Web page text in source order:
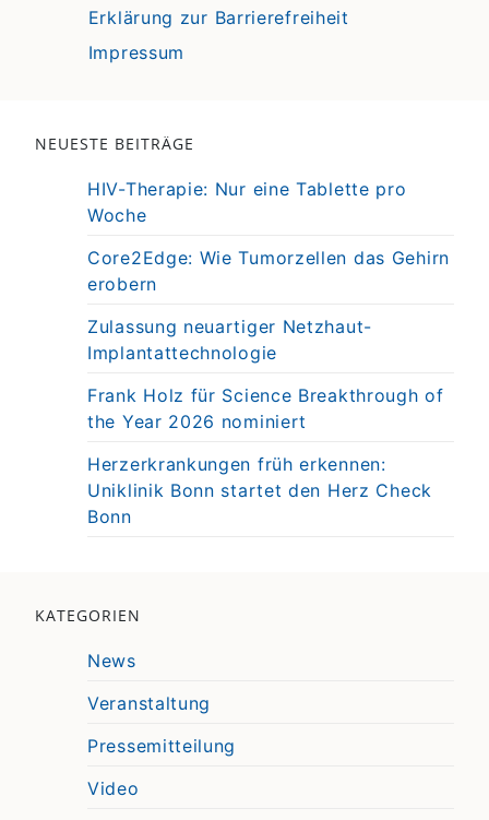
Erklärung zur Barrierefreiheit
Impressum
NEUESTE BEITRÄGE
HIV-Therapie: Nur eine Tablette pro
Woche
Core2Edge: Wie Tumorzellen das Gehirn
erobern
Zulassung neuartiger Netzhaut-
Implantattechnologie
Frank Holz für Science Breakthrough of
the Year 2026 nominiert
Herzerkrankungen früh erkennen:
Uniklinik Bonn startet den Herz Check
Bonn
KATEGORIEN
News
Veranstaltung
Pressemitteilung
Video